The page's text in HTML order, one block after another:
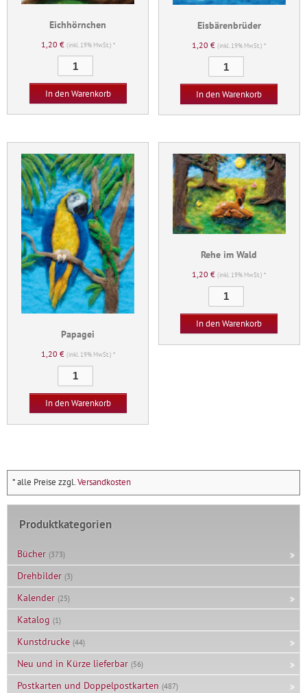
Eichhörnchen
1,20 € (inkl. 19% MwSt.) *
Menge
In den Warenkorb
Eisbärenbrüder
1,20€ (inkl. 19% MwSt.) *
Menge
In den Warenkorb
Papagei
1,20 € (inkl. 19% MwSt.) *
Menge
In den Warenkorb
Rehe im Wald
1,20€ (inkl. 19% MwSt.) *
im
Wald
In den Warenkorb
* alle Preise zzgl.Versandkosten
Produktkategorien
Bücher (373)
Drehbilder (3)
Kalender (25)
Katalog (1)
Kunstdrucke (44)
Neu und in Kürze lieferbar (56)
Postkarten und Doppelpostkarten (487)